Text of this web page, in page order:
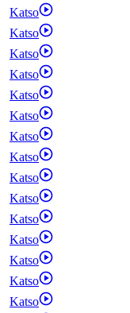
Katso
Katso
Katso
Katso
Katso
Katso
Katso
Katso
Katso
Katso
Katso
Katso
Katso
Katso
Katso